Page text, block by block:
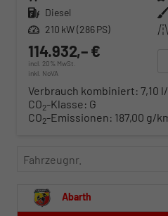
Kraftstoff Diesel Außenfarbe
Leistung 210 kW (286 PS) Kilometerstand
114.932,– €
incl. 20% MwSt.
inkl. NoVA
Verbrauch kombiniert: 7,10
CO2-Klasse: G
CO2-Emissionen: 187,00 g/
Fahrzeugnr.
Abarth